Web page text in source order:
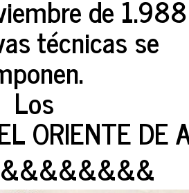
de 1.988
técnicas se
Los
ORIENTE DE